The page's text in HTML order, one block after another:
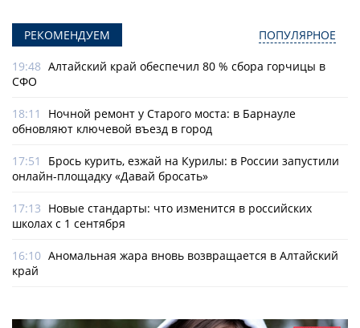
РЕКОМЕНДУЕМ ПОПУЛЯРНОЕ
19:48 Алтайский край обеспечил 80 % сбора горчицы в
СФО
18:11
Ночной ремонт у Старого моста: в Барнауле
обновляют ключевой въезд в город
17:51
Брось курить, езжай на Курилы: в России запустили
онлайн-­площадку «Давай бросать»
17:13 Новые стандарты: что изменится в российских
школах с 1 сентября
16:10 Аномальная жара вновь возвращается в Алтайский
край